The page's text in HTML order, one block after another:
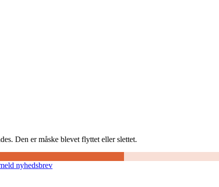
Den er måske blevet flyttet eller slettet.
nyhedsbrev